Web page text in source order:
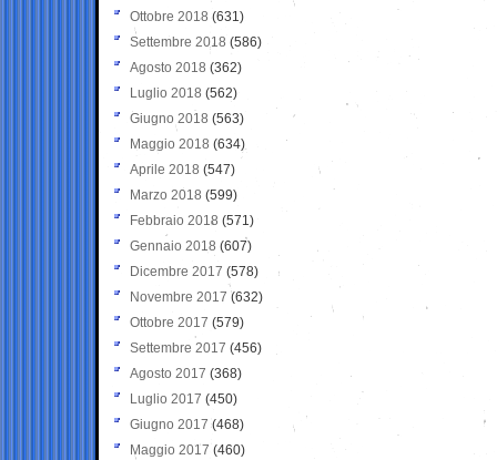
Ottobre 2018 (631)
Settembre 2018 (586)
Agosto 2018 (362)
Luglio 2018 (562)
Giugno 2018 (563)
Maggio 2018 (634)
Aprile 2018 (547)
Marzo 2018 (599)
Febbraio 2018 (571)
Gennaio 2018 (607)
Dicembre 2017 (578)
Novembre 2017 (632)
Ottobre 2017 (579)
Settembre 2017 (456)
Agosto 2017 (368)
Luglio 2017 (450)
Giugno 2017 (468)
Maggio 2017 (460)